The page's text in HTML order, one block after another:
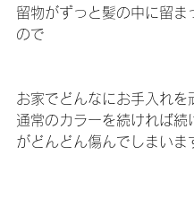
留物がずっと髪の中に留ま
ので
お家でどんなにお手入れを
通常のカラーを続ければ続
がどんどん傷んでしまいま